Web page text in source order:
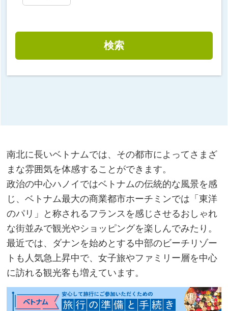
検索
南北に長いベトナムでは、その都市によってさまざ
まな雰囲気を体感することができます。
政治の中心ハノイではベトナムの伝統的な風景を感
じ、ベトナム最大の商業都市ホーチミンでは「東洋
のパリ」と称されるフランスを感じさせるおしゃれ
な街並みで観光やショッピングを楽しんでみたり。
最近では、ダナンを始めとする中部のビーチリゾー
トも人気急上昇中で、女子旅やファミリー層を中心
に訪れる観光客も増えています。